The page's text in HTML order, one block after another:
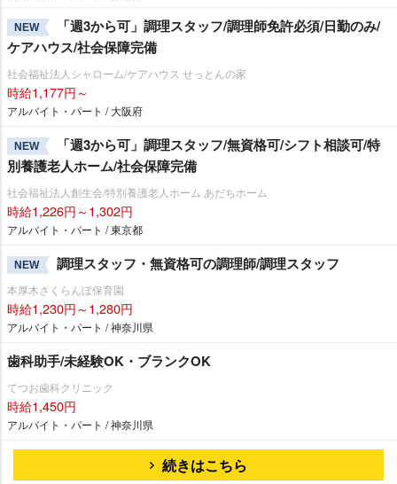
NEW
「週3から可」調理スタッフ/調理師免許必須/日勤のみ/
ケアハウス/社会保障完備
社会福祉法人シャローム/ケアハウス せっとんの家
時給1,177円～
アルバイト・パート / 大阪府
NEW
「週3から可」調理スタッフ/無資格可/シフト相談可/特
別養護老人ホーム/社会保障完備
社会福祉法人創生会/特別養護老人ホーム あだちホーム
時給1,226円～1,302円
アルバイト・パート / 東京都
NEW 調理スタッフ・無資格可の調理師/調理スタッフ
本厚木さくらんぼ保育園
時給1,230円～1,280円
アルバイト・パート / 神奈川県
歯科助手/未経験OK・ブランクOK
てつお歯科クリニック
時給1,450円
アルバイト・パート / 神奈川県
続きはこちら